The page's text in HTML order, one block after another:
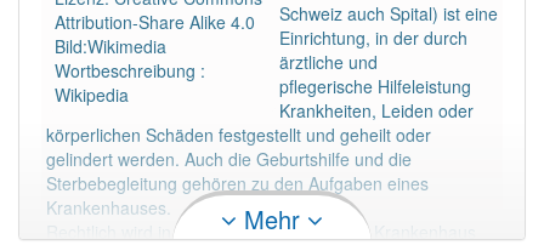
anderen Artikel das: 0
85% unserer Spielapp-Nutzer haben den Artikel
korrekt erraten.
Attribution-Share Alike 4.0
Bild:Wikimedia
Wortbeschreibung :
Wikipedia
Schweiz auch Spital) ist eine
Einrichtung, in der durch
ärztliche und
pflegerische Hilfeleistung
Krankheiten, Leiden oder
körperlichen Schäden festgestellt und geheilt oder
gelindert werden. Auch die Geburtshilfe und die
Sterbebegleitung gehören zu den Aufgaben eines
Krankenhauses.
Rechtlich wird in Deutschland unter einem Krankenhaus
Mehr